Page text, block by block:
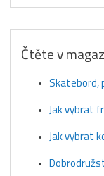
Čtěte v
Skatebord,
Jak vybrat
Jak vybrat